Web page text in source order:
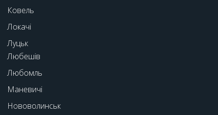
Ковель
Локачі
Луцьк
Любешів
Любомль
Маневичі
Нововолинськ